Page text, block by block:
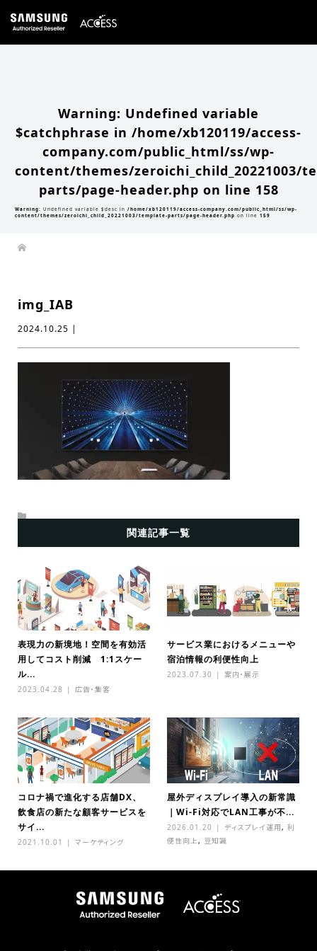
Warning : Attempt to read property "slug" on null in
company.com/public_html/ss/wp-content/themes/zeroichi_child_20221003/single.php
Warning: Undefined variable
$catchphrase in /home/xb120119/access-
company.com/public_html/ss/wp-
content/themes/zeroichi_child_20221003/
parts/page-header.php on line 158
Warning: Undefined variable $desc in /home/xb120119/access-company.com/public_html/ss/wp-
content/themes/zeroichi_child_20221003/template-parts/page-header.php on line 159
img_IAB
2024.10.25 |
関連記事一覧
表現力の新境地！空間を有効活
用してコスト削減 1:1スケー
ル...
2023.04.28 広告・集客
サービス業におけるメニューや
宿泊情報の利便性向上
2023.07.30 案内・展示
コロナ禍で進化する店舗DX、
飲食店の新たな顧客サービスを
サイ...
2021.10.01 マーケティング
屋外ディスプレイ導入の新常識
｜Wi-Fi対応でLAN工事が不...
2026.01.20 ディスプレイ運用,利
便性向上, 豆知識